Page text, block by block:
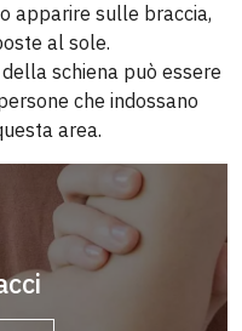
apparire sulle braccia,
al sole.
schiena può essere
che indossano
area.